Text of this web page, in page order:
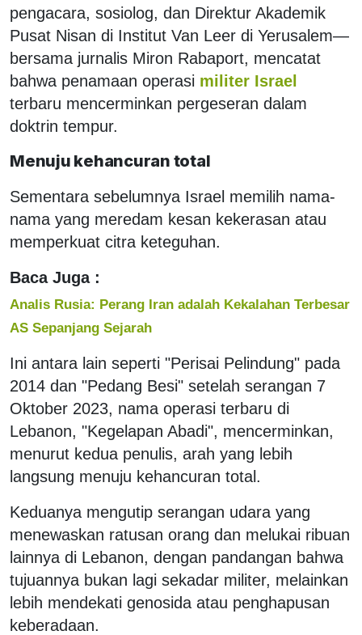
pengacara, sosiolog, dan Direktur Akademik
Pusat Nisan di Institut Van Leer di Yerusalem—
bersama jurnalis Miron Rabaport, mencatat
bahwa penamaan operasi militer Israel
terbaru mencerminkan pergeseran dalam
doktrin tempur.
Menuju kehancuran total
Sementara sebelumnya Israel memilih nama-
nama yang meredam kesan kekerasan atau
memperkuat citra keteguhan.
Baca Juga :
Analis Rusia: Perang Iran adalah Kekalahan Terbesar
AS Sepanjang Sejarah
Ini antara lain seperti "Perisai Pelindung" pada
2014 dan "Pedang Besi" setelah serangan 7
Oktober 2023, nama operasi terbaru di
Lebanon, "Kegelapan Abadi", mencerminkan,
menurut kedua penulis, arah yang lebih
langsung menuju kehancuran total.
Keduanya mengutip serangan udara yang
menewaskan ratusan orang dan melukai ribuan
lainnya di Lebanon, dengan pandangan bahwa
tujuannya bukan lagi sekadar militer, melainkan
lebih mendekati genosida atau penghapusan
keberadaan.